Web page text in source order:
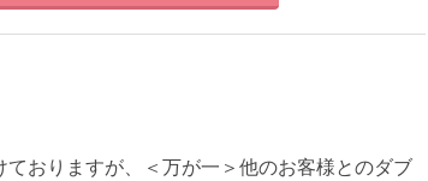
おりますが、＜万が一＞他のお客様とのダブ